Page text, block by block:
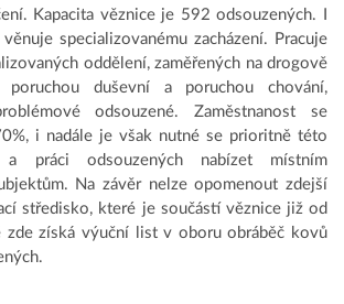
Kapacita věznice je 592 odsouzených. I
specializovanému zacházení. Pracuje
oddělení, zaměřených na drogově
duševní a poruchou chování,
odsouzené. Zaměstnanost se
i nadále je však nutné se prioritně této
práci odsouzených nabízet místním
Na závěr nelze opomenout zdejší
středisko, které je součástí věznice již od
zde získá výuční list v oboru obráběč kovů